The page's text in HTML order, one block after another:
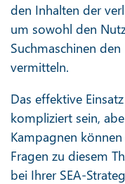
den Inhalten der
um sowohl den
Suchmaschinen
vermitteln.
Das effektive
kompliziert sein,
Kampagnen
Fragen zu diesem
bei Ihrer SEA-